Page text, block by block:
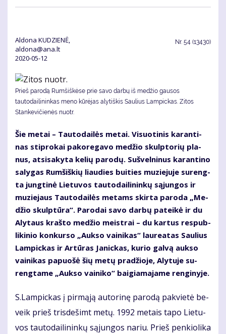
Aldona KUDZIENĖ,
aldona@ana.lt
2020-05-12
Nr. 54 (13430)
Prieš parodą Rumšiškėse prie savo darbų iš medžio gausos
tautodailininkas meno kūrėjas alytiškis Saulius Lampickas. Zitos
Stankevičienės nuotr.
Šie me­tai – Tau­to­dai­lės me­tai. Vi­suo­ti­nis ka­ran­ti­
nas stip­ro­kai pa­ko­re­ga­vo me­džio skulp­to­rių pla­
nus, at­si­sa­ky­ta ke­lių pa­ro­dų. Su­švel­ni­nus ka­ran­ti­no
sa­ly­gas Rum­šiš­kių liau­dies bui­ties mu­zie­ju­je su­reng­
ta jung­ti­nė Lie­tu­vos tau­to­dai­li­nin­kų są­jun­gos ir
mu­zie­jaus Tau­to­dai­lės me­tams skir­ta pa­ro­da „Me­
džio skulp­tū­ra“. Pa­ro­dai sa­vo dar­bų pa­tei­kė ir du
Aly­taus kraš­to me­džio meist­rai – du kar­tus res­pub­
li­ki­nio kon­kur­so „Auk­so vai­ni­kas“ lau­re­a­tas Sau­lius
Lam­pic­kas ir Ar­tū­ras Ja­nic­kas, ku­rio gal­vą auk­so
vai­ni­kas pa­puo­šė šių me­tų pra­džio­je, Aly­tu­je su­
reng­ta­me „Auk­so vai­ni­ko“ bai­gia­ma­ja­me ren­gi­ny­je.
S.Lam­pic­kas į pir­mą­ją au­to­ri­nę pa­ro­dą pa­kvie­tė be­
veik prieš tris­de­šimt me­tų. 1992 me­tais ta­po Lie­tu­
vos tau­to­dai­li­nin­kų są­jun­gos na­riu. Prieš pen­kio­li­ka